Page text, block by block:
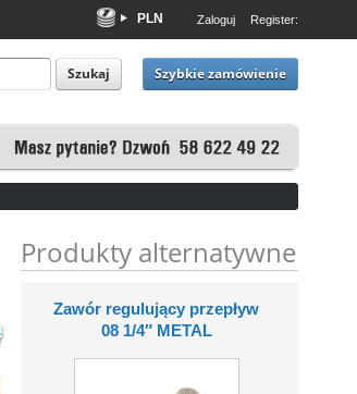
PLN
EUR
USD
Zaloguj Register:
Szukaj Szybkie zamówienie
Produkty alternatywne
Zawór regulujący przepływ
08 1/4″ METAL